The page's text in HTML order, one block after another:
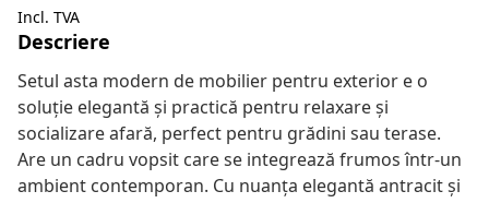
Incl. TVA
Descriere
Setul asta modern de mobilier pentru exterior e o
soluție elegantă și practică pentru relaxare și
socializare afară, perfect pentru grădini sau terase.
Are un cadru vopsit care se integrează frumos într-un
ambient contemporan. Cu nuanța elegantă antracit și